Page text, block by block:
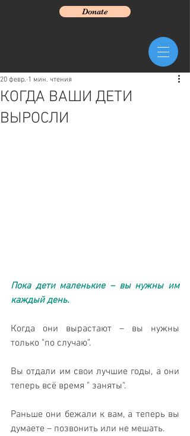
Donate
КОГДА ВАШИ ДЕТИ
ВЫРОСЛИ
20 февр. 1 мин. чтения
Пока дети маленькие – вы нужны им
каждый день.
Когда они вырастают – вы нужны
только "по случаю".
Вы отдали им свои лучшие годы, а они
теперь всё время " заняты".
Раньше они бежали к вам, а теперь вы
думаете – позвонить или не мешать.